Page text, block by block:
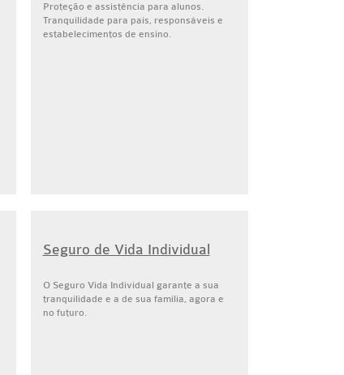
Proteção e assistência para alunos.
Tranquilidade para pais, responsáveis e
estabelecimentos de ensino.
Seguro de Vida Individual
O Seguro Vida Individual garante a sua
tranquilidade e a de sua família, agora e
no futuro.